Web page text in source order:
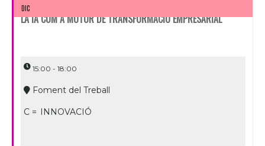
DIC
LA IA COM A MOTOR DE TRANSFORMACIÓ EMPRESARIAL
15:00 - 18:00
Foment del Treball
C = INNOVACIÓ